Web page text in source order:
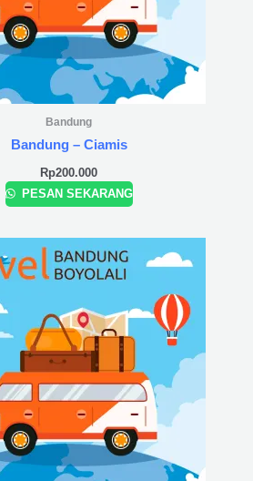
Bandung
Bandung – Ciamis
Rp200.000
PESAN SEKARANG